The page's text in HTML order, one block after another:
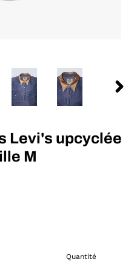
Levi's upcyclée
M
Quantité